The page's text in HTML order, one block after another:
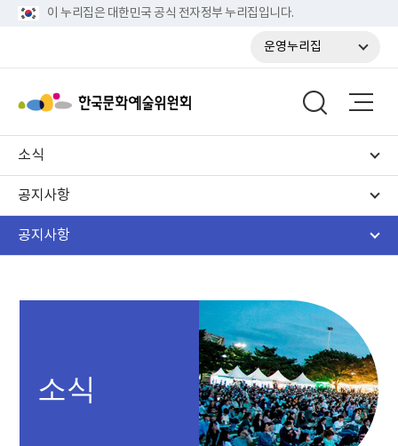
이 누리집은 대한민국 공식 전자정부 누리집입니다.
운영누리집
소식
공지사항
공지사항
소식